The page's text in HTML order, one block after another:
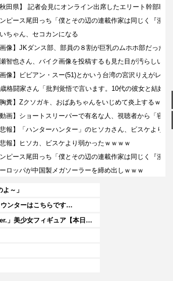
～」
ンターはこちらです…
【rurudo氏イラスト】 グッスマ「るるどらいおん/ぱすてるおにくVer.」美少女フィギュア【本日発売】